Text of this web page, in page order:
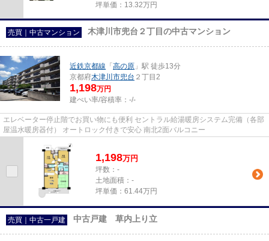
坪単価：13.32万円
売買｜中古マンション 木津川市兜台２丁目の中古マンション
近鉄京都線 「 高の原 」駅 徒歩13分
京都府木津川市兜台 ２丁目2
1,198万円
建ぺい率/容積率： -/-
エレベーター停止階でお買い物にも便利 セントラル給湯暖房システム完備（各部
屋温水暖房器付） オートロック付きで安心 南北2面バルコニー
1,198万円
坪数：-
土地面積：-
坪単価：61.44万円
売買｜中古一戸建 中古戸建 草内上り立